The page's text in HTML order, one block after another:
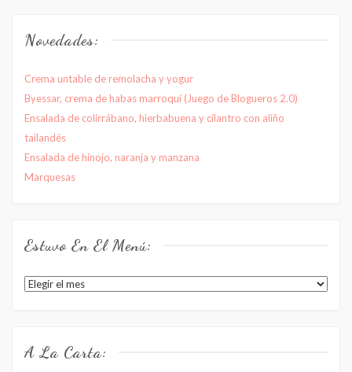
Novedades:
Crema untable de remolacha y yogur
Byessar, crema de habas marroquí (Juego de Blogueros 2.0)
Ensalada de colirrábano, hierbabuena y cilantro con aliño
tailandés
Ensalada de hinojo, naranja y manzana
Marquesas
Estuvo En El Menú:
Estuvo
A La Carta: